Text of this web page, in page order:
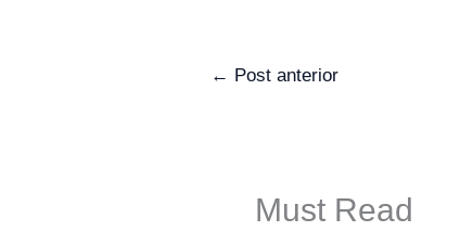
← Post anterior
Must Read